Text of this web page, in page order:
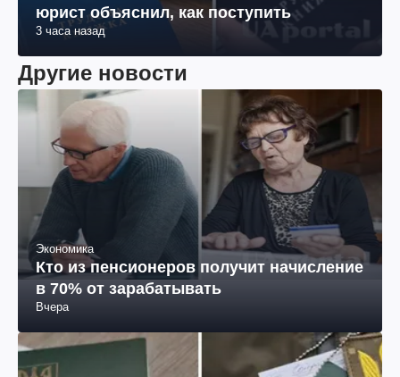
Пенсионер потерял трудовую книжку:
юрист объяснил, как поступить
Другие новости
Экономика
Кто из пенсионеров получит начисление
в 70% от зарабатывать